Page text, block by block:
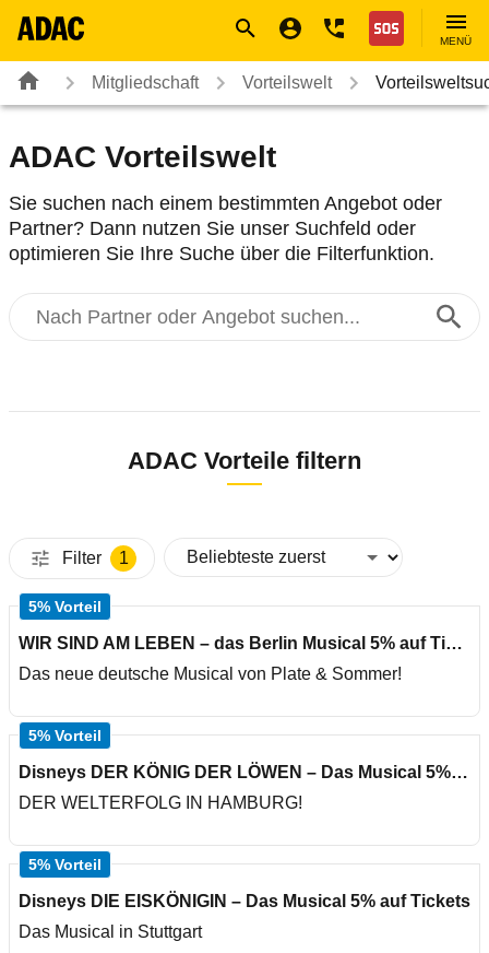
Nothilfe
MENÜ
Mitgliedschaft Vorteilswelt
ADAC Vorteilswelt
Sie suchen nach einem bestimmten Angebot oder
Partner? Dann nutzen Sie unser Suchfeld oder
optimieren Sie Ihre Suche über die Filterfunktion.
Nach Partner oder Angebot suchen...
ADAC Vorteile filtern
Filter 1
5% Vorteil
WIR SIND AM LEBEN – das Berlin Musical 5% auf Tickets
Das neue deutsche Musical von Plate & Sommer!
5% Vorteil
Disneys DER KÖNIG DER LÖWEN – Das Musical 5% auf Tickets
DER WELTERFOLG IN HAMBURG!
5% Vorteil
Disneys DIE EISKÖNIGIN – Das Musical 5% auf Tickets
Das Musical in Stuttgart